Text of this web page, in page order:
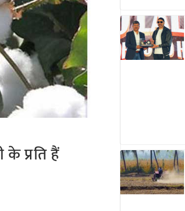
प्रति हैं